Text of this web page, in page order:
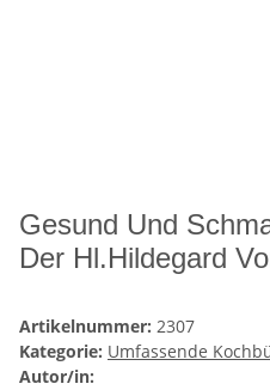
Gesund Und
Der Hl.Hildegard
Artikelnummer: 2307
Kategorie: Umfassende
Autor/in: